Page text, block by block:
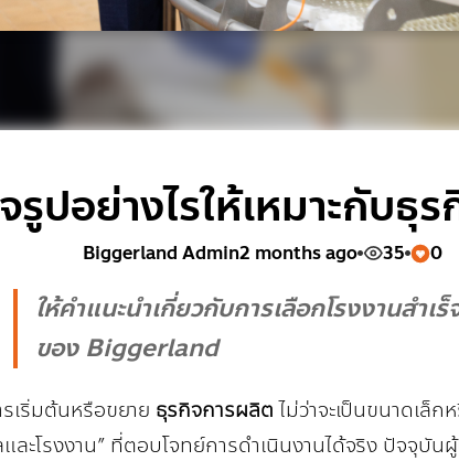
จรูปอย่างไรให้เหมาะกับ
Biggerland Admin2 months ago 35
0
ให้คำแนะนำเกี่ยวกับการเลือกโรงงานสำ
ของ Biggerland
เริ่มต้นหรือขยาย ธุรกิจการผลิตไม่ว่าจะเป็นขนาดเล็
และโรงงาน” ที่ตอบโจทย์การดำเนินงานได้จริง ปัจจุบั